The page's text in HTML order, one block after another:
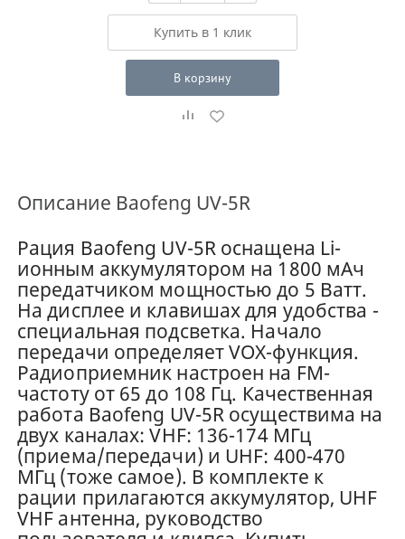
Купить в 1 клик
В корзину
Описание Baofeng UV-5R
Рация Baofeng UV-5R оснащена Li-
ионным аккумулятором на 1800 мАч
передатчиком мощностью до 5 Ватт.
На дисплее и клавишах для удобства -
специальная подсветка. Начало
передачи определяет VOX-функция.
Радиоприемник настроен на FM-
частоту от 65 до 108 Гц. Качественная
работа Baofeng UV-5R осуществима на
двух каналах: VHF: 136-174 МГц
(приема/передачи) и UHF: 400-470
МГц (тоже самое). В комплекте к
рации прилагаются аккумулятор, UHF
VHF антенна, руководство